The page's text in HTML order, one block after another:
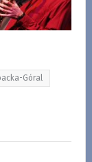
Góral